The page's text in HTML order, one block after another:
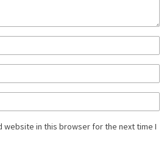
website in this browser for the next time I